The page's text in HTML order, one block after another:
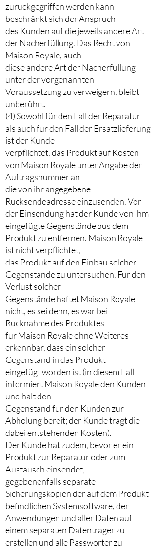
zurückgegriffen werden kann –
beschränkt sich der Anspruch
des Kunden auf die jeweils andere Art
der Nacherfüllung. Das Recht von
Maison Royale, auch
diese andere Art der Nacherfüllung
unter der vorgenannten
Voraussetzung zu verweigern, bleibt
unberührt.
(4) Sowohl für den Fall der Reparatur
als auch für den Fall der Ersatzlieferung
ist der Kunde
verpflichtet, das Produkt auf Kosten
von Maison Royale unter Angabe der
Auftragsnummer an
die von ihr angegebene
Rücksendeadresse einzusenden. Vor
der Einsendung hat der Kunde von ihm
eingefügte Gegenstände aus dem
Produkt zu entfernen. Maison Royale
ist nicht verpflichtet,
das Produkt auf den Einbau solcher
Gegenstände zu untersuchen. Für den
Verlust solcher
Gegenstände haftet Maison Royale
nicht, es sei denn, es war bei
Rücknahme des Produktes
für Maison Royale ohne Weiteres
erkennbar, dass ein solcher
Gegenstand in das Produkt
eingefügt worden ist (in diesem Fall
informiert Maison Royale den Kunden
und hält den
Gegenstand für den Kunden zur
Abholung bereit; der Kunde trägt die
dabei entstehenden Kosten).
Der Kunde hat zudem, bevor er ein
Produkt zur Reparatur oder zum
Austausch einsendet,
gegebenenfalls separate
Sicherungskopien der auf dem Produkt
befindlichen Systemsoftware, der
Anwendungen und aller Daten auf
einem separaten Datenträger zu
erstellen und alle Passwörter zu